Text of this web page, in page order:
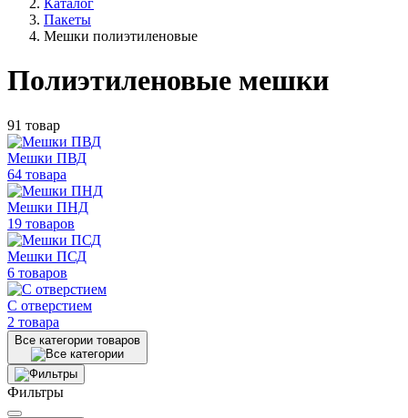
Каталог
Пакеты
Мешки полиэтиленовые
Полиэтиленовые мешки
91 товар
Мешки ПВД
64 товара
Мешки ПНД
19 товаров
Мешки ПСД
6 товаров
С отверстием
2 товара
Все категории товаров
Фильтры